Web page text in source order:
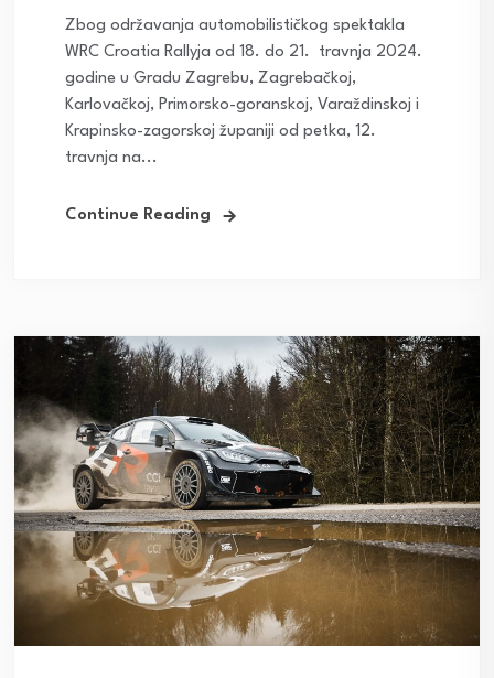
Zbog održavanja automobilističkog spektakla
WRC Croatia Rallyja od 18. do 21. travnja 2024.
godine u Gradu Zagrebu, Zagrebačkoj,
Karlovačkoj, Primorsko-goranskoj, Varaždinskoj i
Krapinsko-zagorskoj županiji od petka, 12.
travnja na...
Continue Reading